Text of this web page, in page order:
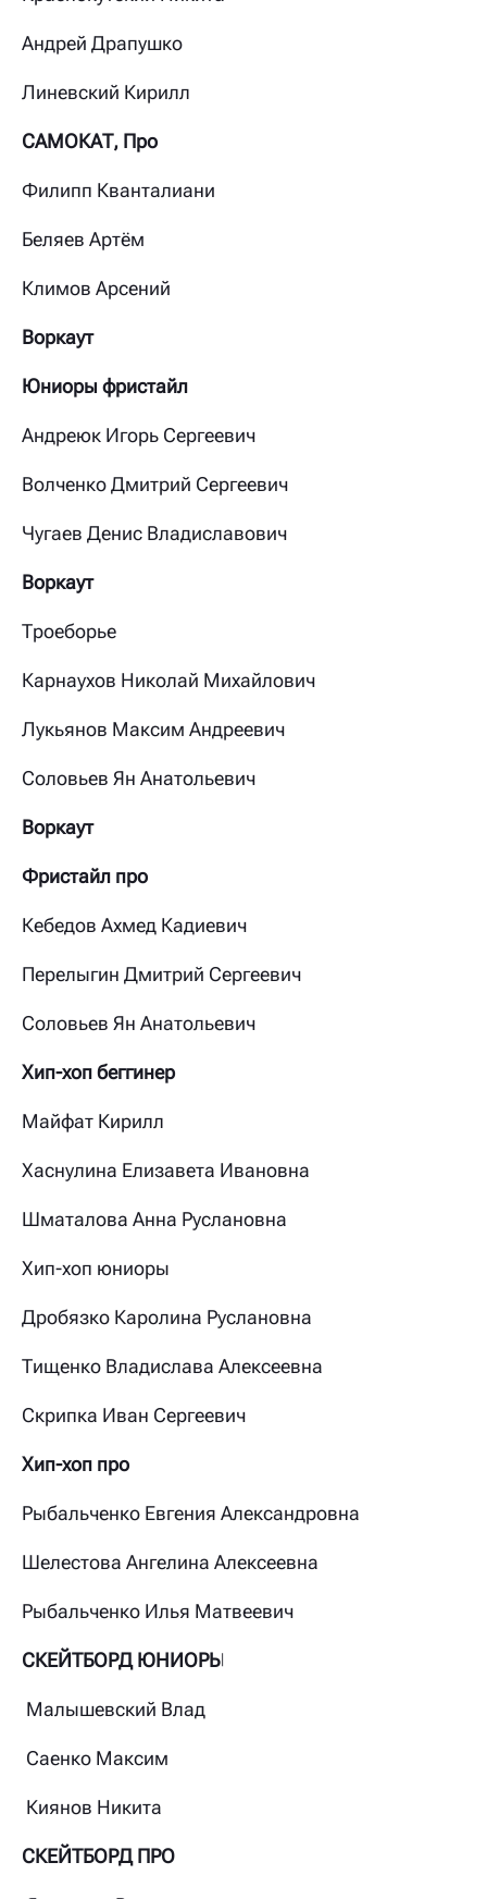
Андрей Драпушко
Линевский Кирилл
САМОКАТ, Про
Филипп Кванталиани
Беляев Артём
Климов Арсений
Воркаут
Юниоры фристайл
Андреюк Игорь Сергеевич
Волченко Дмитрий Сергеевич
Чугаев Денис Владиславович
Воркаут
Троеборье
Карнаухов Николай Михайлович
Лукьянов Максим Андреевич
Соловьев Ян Анатольевич
Воркаут
Фристайл про
Кебедов Ахмед Кадиевич
Перелыгин Дмитрий Сергеевич
Соловьев Ян Анатольевич
Хип-хоп беггинер
Майфат Кирилл
Хаснулина Елизавета Ивановна
Шматалова Анна Руслановна
Хип-хоп юниоры
Дробязко Каролина Руслановна
Тищенко Владислава Алексеевна
Скрипка Иван Сергеевич
Хип-хоп про
Рыбальченко Евгения Александровна
Шелестова Ангелина Алексеевна
Рыбальченко Илья Матвеевич
СКЕЙТБОРД ЮНИОРЫ
Малышевский Влад
Саенко Максим
Киянов Никита
СКЕЙТБОРД ПРО